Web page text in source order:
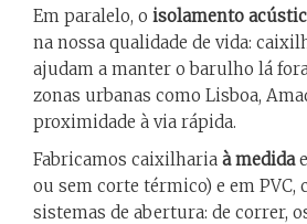
Em paralelo, o isolamento
na nossa qualidade de vida:
ajudam a manter o barulho lá
zonas urbanas como Lisboa,
proximidade à via rápida.
Fabricamos caixilharia à medida
ou sem corte térmico) e em PVC,
sistemas de abertura: de correr,